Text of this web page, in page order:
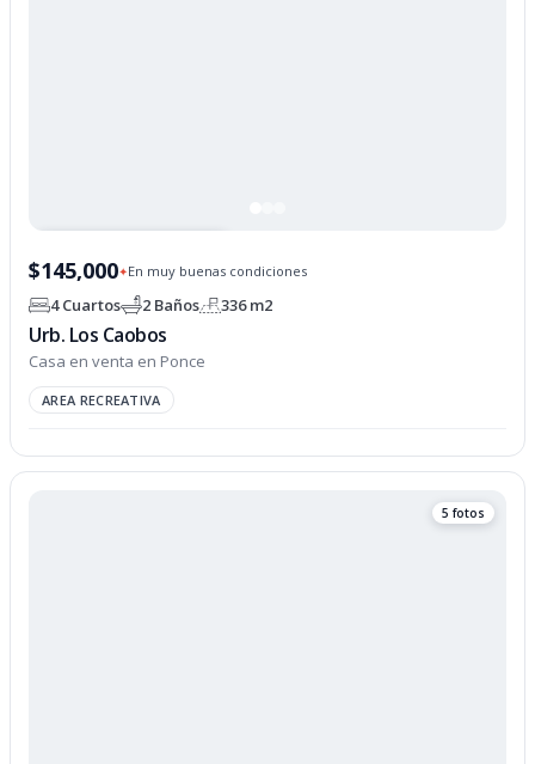
$145,000✦En muy buenas condiciones
4 Cuartos 2 Baños 336 m2
Urb. Los Caobos
Casa en venta en Ponce
AREA RECREATIVA
5 fotos